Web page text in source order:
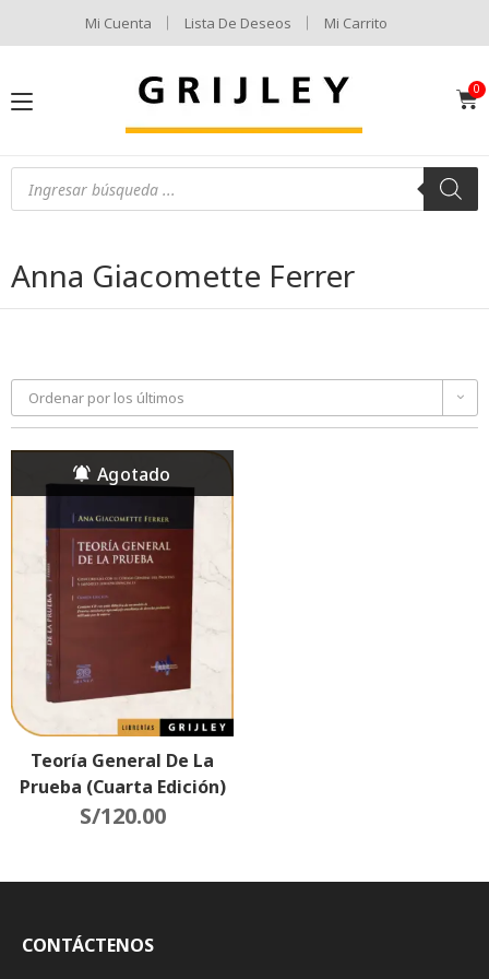
Mi Cuenta Lista De Deseos Mi Carrito
Anna Giacomette Ferrer
Ordenar por los últimos
Teoría General De La
Prueba (Cuarta Edición)
S/120.00
CONTÁCTENOS